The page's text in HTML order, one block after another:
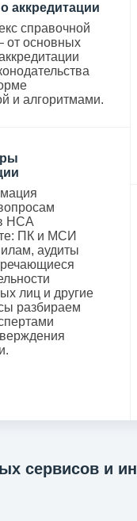
аккредитации
справочной
основных
и алгоритмами.
НСА
ПК и МСИ
аудиты
лиц и другие
разбираем
сервисов и